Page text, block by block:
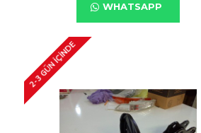
WHATSAPP
2-3 GÜN IÇINDE